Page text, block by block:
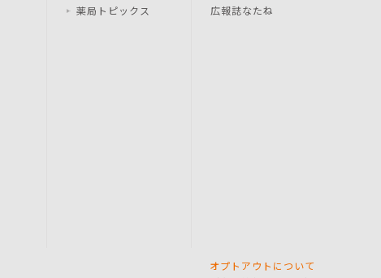
薬局トピックス 広報誌なたね
オプトアウトについて